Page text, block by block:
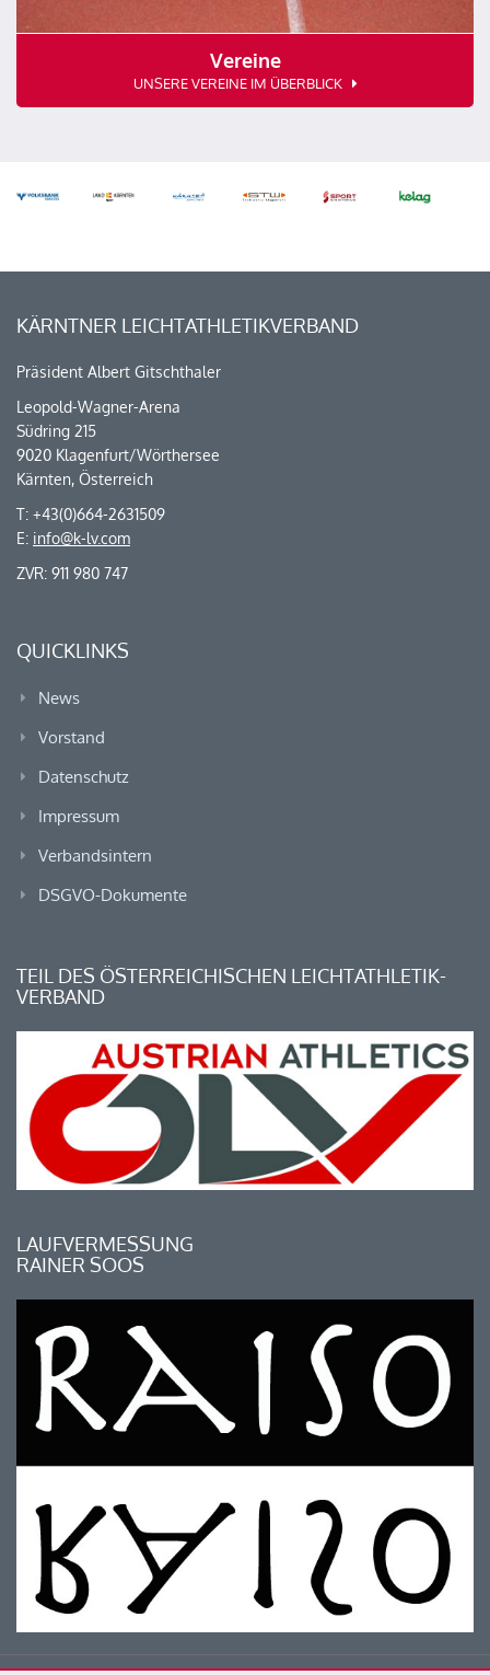
Vereine
UNSERE VEREINE IM ÜBERBLICK
KÄRNTNER LEICHTATHLETIKVERBAND
Präsident Albert Gitschthaler
Leopold-Wagner-Arena
Südring 215
9020 Klagenfurt/Wörthersee
Kärnten, Österreich
T: +43(0)664-2631509
E: info@k-lv.com
ZVR: 911 980 747
QUICKLINKS
News
Vorstand
Datenschutz
Impressum
Verbandsintern
DSGVO-Dokumente
TEIL DES ÖSTERREICHISCHEN LEICHTATHLETIK-
VERBAND
LAUFVERMESSUNG
RAINER SOOS